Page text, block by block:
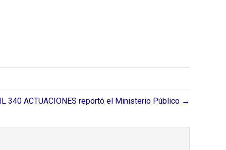
340 ACTUACIONES reportó el Ministerio Público →